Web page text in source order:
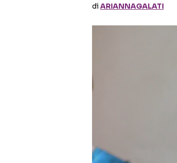
diARIANNAGALATI